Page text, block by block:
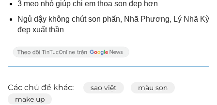
3 mẹo nhỏ giúp chị em thoa son đẹp hơn
Ngủ dậy không chút son phấn, Nhã Phương, Lý Nhã Kỳ
đẹp xuất thần
Các chủ đề khác: sao việt
màu son
make up